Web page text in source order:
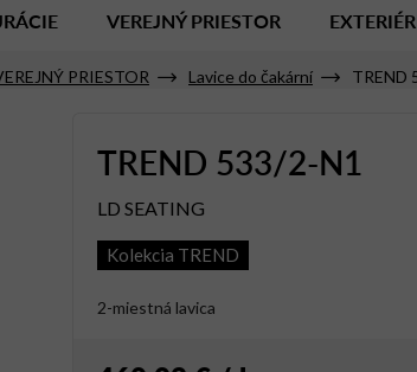
VEREJNÝ PRIESTOR EXTERIÉR
PRIESTOR Lavice do čakární TREND
TREND 533/2-N1
LD SEATING
Kolekcia TREND
2-miestná lavica